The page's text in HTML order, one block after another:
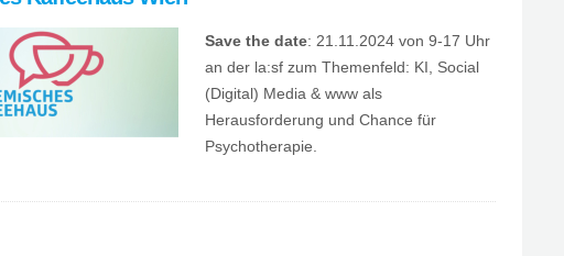
Save the date: 21.11.2024 von 9-17 Uhr
an der la:sf zum Themenfeld: KI, Social
(Digital) Media & www als
Herausforderung und Chance für
Psychotherapie.